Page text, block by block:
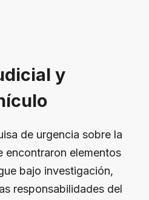
y
de urgencia sobre la
encontraron elementos
bajo investigación,
responsabilidades del